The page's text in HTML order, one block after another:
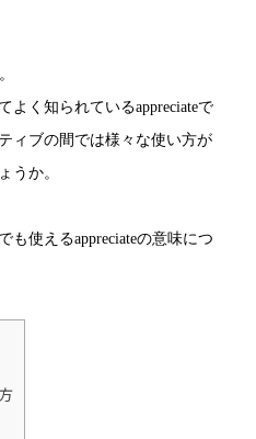
よく知られているappreciateで
ィブの間では様々な使い方が
うか。
も使えるappreciateの意味につ